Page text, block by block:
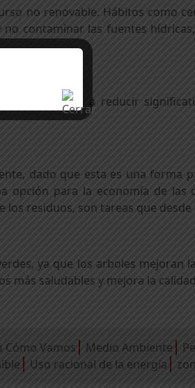
no renovable. Hábitos como
contaminar las fuentes
ayudan a reducir
dado que esta es una forma
opción para la economía de
residuos, son tareas que
ya que los arboles
más saludables y mejora la
Cómo Vamos Medio Ambiente
Uso racional de la energía